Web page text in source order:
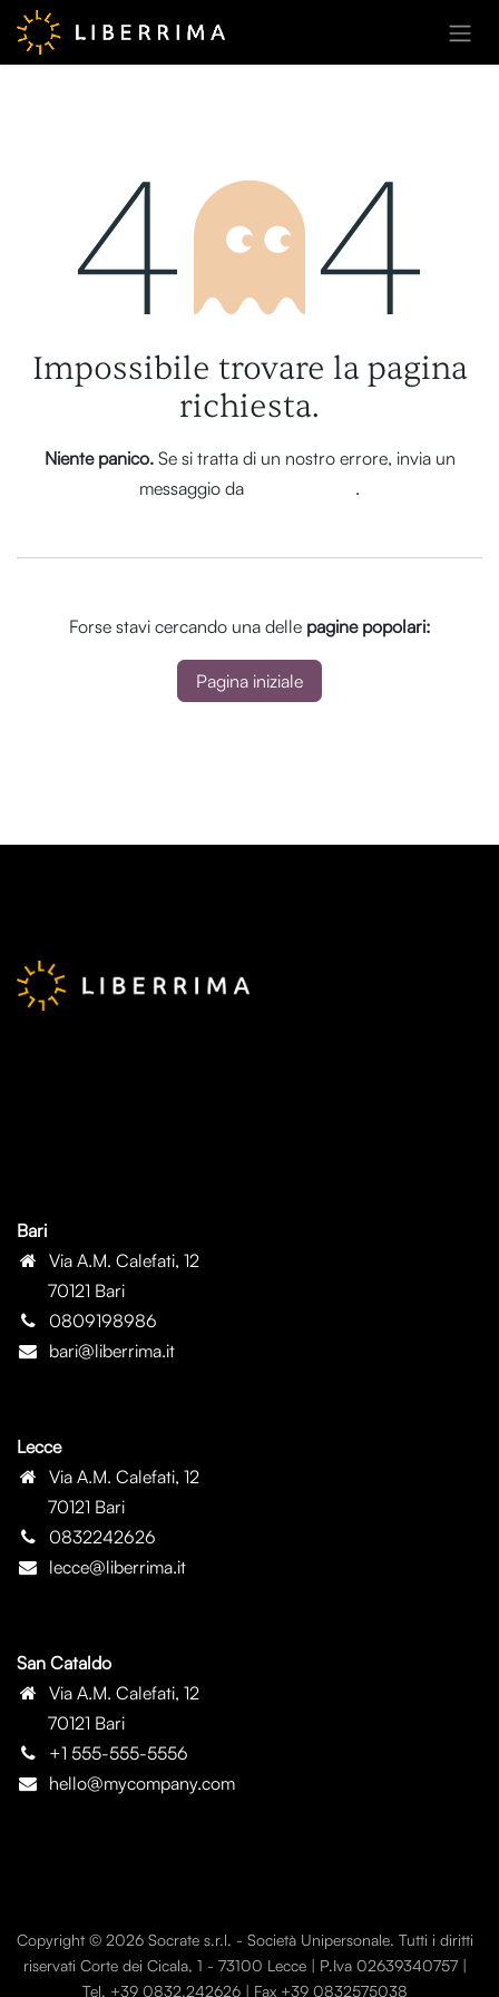
Passa al contenuto
Errore 404
Impossibile trovare la pagina
richiesta.
Niente panico.Se si tratta di un nostro errore, invia un
messaggio da
.
Forse stavi cercando una delle pagine popolari:
Pagina iniziale
Bari
Via A.M. Calefati, 12
70121 Bari
0809198986
bari@liberrima.it
Lecce
Via A.M. Calefati, 12
70121 Bari
0832242626
lecce@liberrima.it
San Cataldo
Via A.M. Calefati, 12
70121 Bari
+1 555-555-5556
hello@mycompany.com
Copyright © 2026 Socrate s.r.l. - Società Unipersonale. Tutti i diritti
riservati Corte dei Cicala, 1 - 73100 Lecce | P.Iva 02639340757 |
Tel. +39 0832.242626 | Fax +39 0832575038